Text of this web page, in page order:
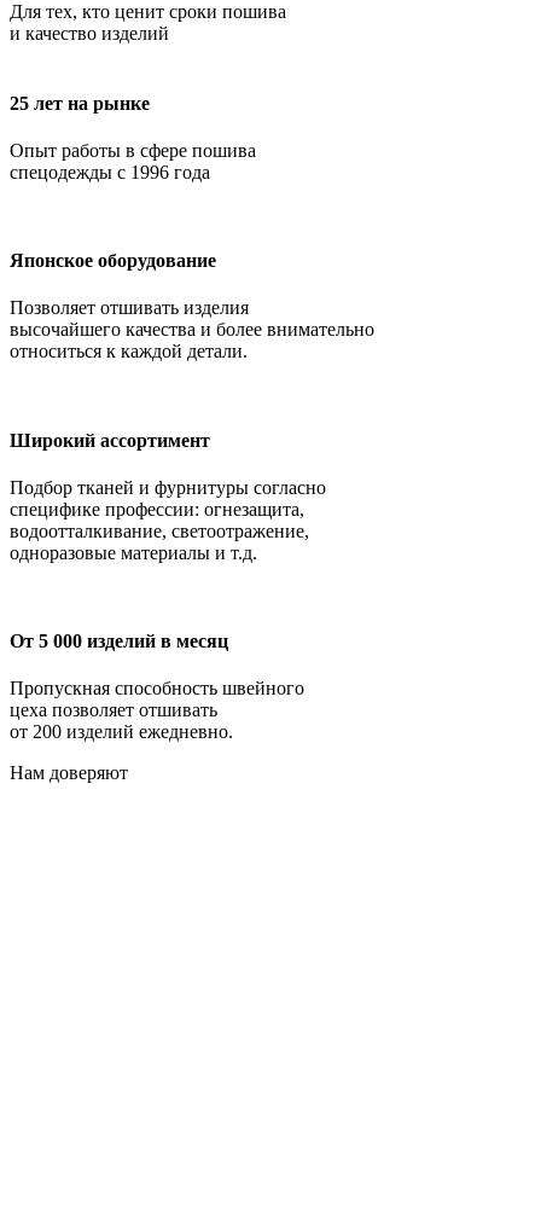
Для тех, кто ценит сроки пошива
и качество изделий
25 лет на рынке
Опыт работы в сфере пошива
спецодежды с 1996 года
Японское оборудование
Позволяет отшивать изделия
высочайшего качества и более внимательно
относиться к каждой детали.
Широкий ассортимент
Подбор тканей и фурнитуры согласно
специфике профессии: огнезащита,
водоотталкивание, светоотражение,
одноразовые материалы и т.д.
От 5 000 изделий в месяц
Пропускная способность швейного
цеха позволяет отшивать
от 200 изделий ежедневно.
Нам доверяют